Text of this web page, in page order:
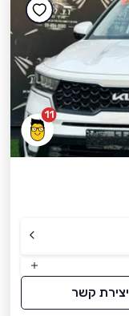
11
יצירת קשר